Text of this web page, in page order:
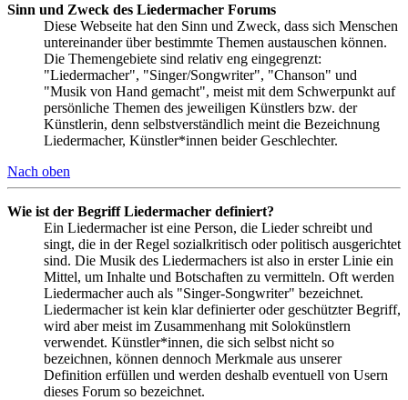
Sinn und Zweck des Liedermacher Forums
Diese Webseite hat den Sinn und Zweck, dass sich Menschen
untereinander über bestimmte Themen austauschen können.
Die Themengebiete sind relativ eng eingegrenzt:
"Liedermacher", "Singer/Songwriter", "Chanson" und
"Musik von Hand gemacht", meist mit dem Schwerpunkt auf
persönliche Themen des jeweiligen Künstlers bzw. der
Künstlerin, denn selbstverständlich meint die Bezeichnung
Liedermacher, Künstler*innen beider Geschlechter.
Nach oben
Wie ist der Begriff Liedermacher definiert?
Ein Liedermacher ist eine Person, die Lieder schreibt und
singt, die in der Regel sozialkritisch oder politisch ausgerichtet
sind. Die Musik des Liedermachers ist also in erster Linie ein
Mittel, um Inhalte und Botschaften zu vermitteln. Oft werden
Liedermacher auch als "Singer-Songwriter" bezeichnet.
Liedermacher ist kein klar definierter oder geschützter Begriff,
wird aber meist im Zusammenhang mit Solokünstlern
verwendet. Künstler*innen, die sich selbst nicht so
bezeichnen, können dennoch Merkmale aus unserer
Definition erfüllen und werden deshalb eventuell von Usern
dieses Forum so bezeichnet.